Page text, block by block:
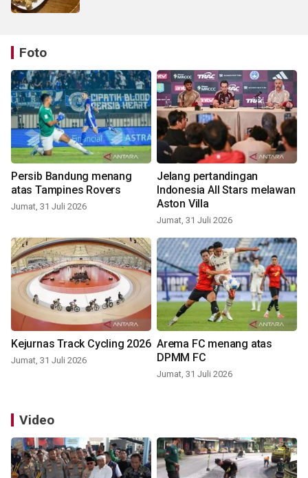
Foto
Persib Bandung menang
atas Tampines Rovers
Jumat, 31 Juli 2026
Jelang pertandingan
Indonesia All Stars melawan
Aston Villa
Jumat, 31 Juli 2026
Kejurnas Track Cycling 2026
Jumat, 31 Juli 2026
Arema FC menang atas
DPMM FC
Jumat, 31 Juli 2026
Video